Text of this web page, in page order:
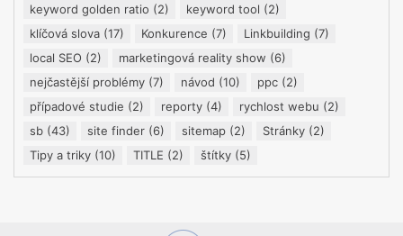
keyword golden ratio (2) keyword tool (2)
klíčová slova (17) Konkurence (7) Linkbuilding (7)
local SEO (2) marketingová reality show (6)
nejčastější problémy (7) návod (10) ppc (2)
případové studie (2) reporty (4) rychlost webu (2)
sb (43) site finder (6) sitemap (2) Stránky (2)
Tipy a triky (10) TITLE (2) štítky (5)